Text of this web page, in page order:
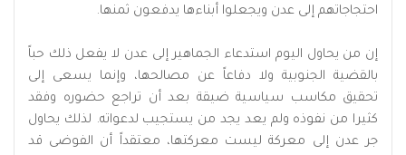
احتجاجاتهم إلى عدن ويجعلوا أبناءها يدفعون ثمنها.
‏إن من يحاول اليوم استدعاء الجماهير إلى عدن لا يفعل ذلك حباً
بالقضية الجنوبية ولا دفاعاً عن مصالحها، وإنما يسعى إلى
تحقيق مكاسب سياسية ضيقة بعد أن تراجع حضوره وفقد
كثيرا من نفوذه ولم يعد يجد من يستجيب لدعواته. لذلك يحاول
جر عدن إلى معركة ليست معركتها، معتقداً أن الفوضى قد